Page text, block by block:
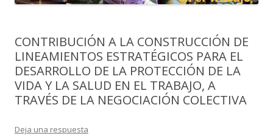
CONTRIBUCIÓN A LA CONSTRUCCIÓN DE
LINEAMIENTOS ESTRATÉGICOS PARA EL
DESARROLLO DE LA PROTECCIÓN DE LA
VIDA Y LA SALUD EN EL TRABAJO, A
TRAVÉS DE LA NEGOCIACIÓN COLECTIVA
Deja una respuesta